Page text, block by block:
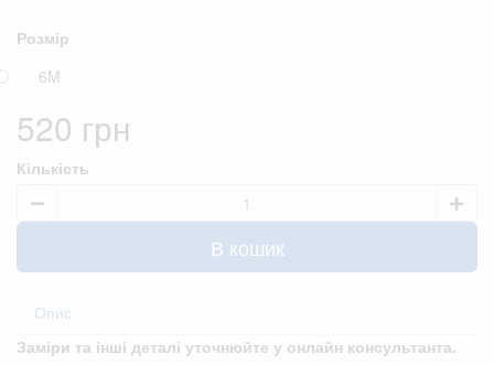
Розмір
6M
520 грн
Кількість
В кошик
Опис
Заміри та інші деталі уточнюйте у онлайн консультанта.